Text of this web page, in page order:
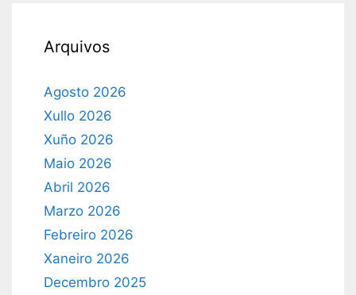
Arquivos
Agosto 2026
Xullo 2026
Xuño 2026
Maio 2026
Abril 2026
Marzo 2026
Febreiro 2026
Xaneiro 2026
Decembro 2025